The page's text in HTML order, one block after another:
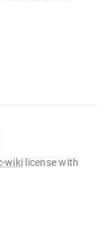
wiki license with